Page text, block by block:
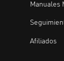
Manuales
Afiliados